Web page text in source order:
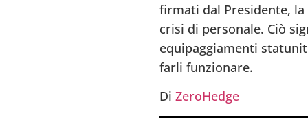
firmati dal Presidente, la
crisi di personale. Ciò
equipaggiamenti
farli funzionare.
Di ZeroHedge